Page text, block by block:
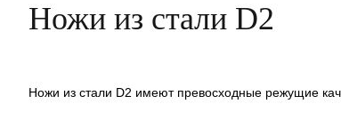
Ножи из стали D2
Ножи из стали D2 имеют превосходные режущие